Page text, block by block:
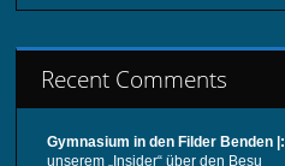
Recent Comments
Gymnasium in den Filder Benden |:
unserem „Insider“ über den Besu